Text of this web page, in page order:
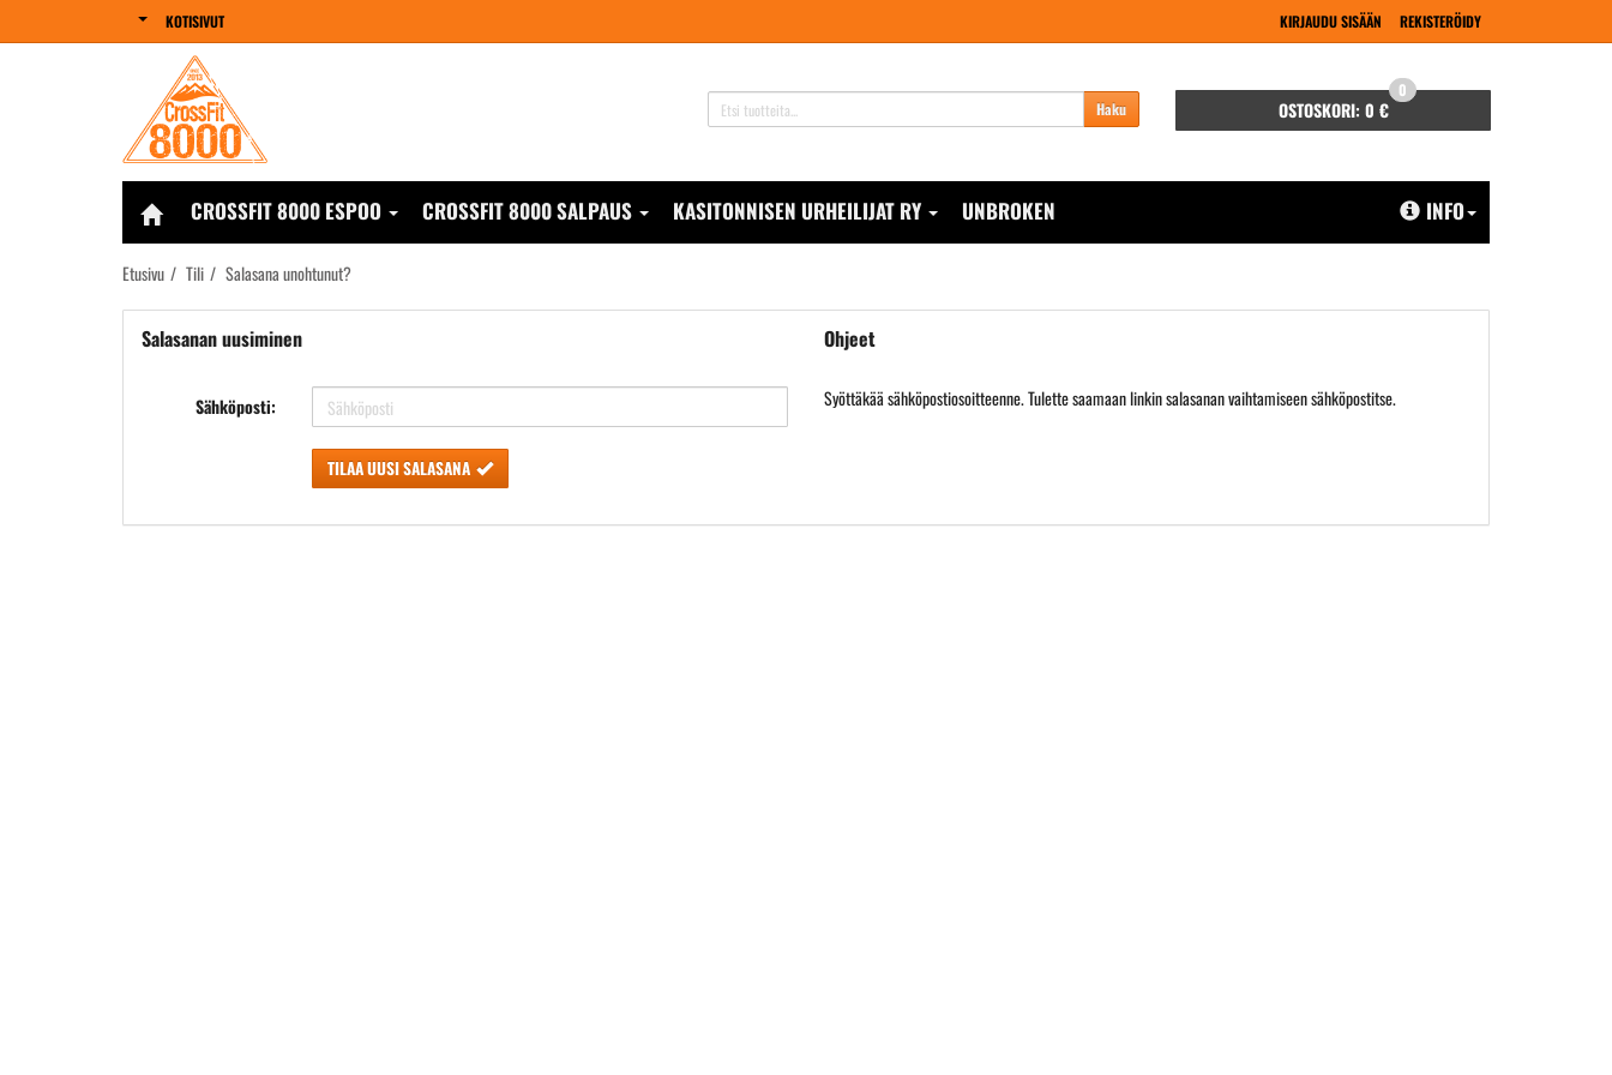
KOTISIVUT KIRJAUDU SISÄÄN REKISTERÖIDY
Haku OSTOSKORI: 0 €
0
CROSSFIT 8000 ESPOO CROSSFIT 8000 SALPAUS KASITONNISEN URHEILIJAT RY UNBROKEN INFO
Etusivu Tili Salasana unohtunut?
Salasanan uusiminen
Sähköposti:
TILAA UUSI SALASANA
Ohjeet
Syöttäkää sähköpostiosoitteenne. Tulette saamaan linkin salasanan vaihtamiseen sähköpostitse.